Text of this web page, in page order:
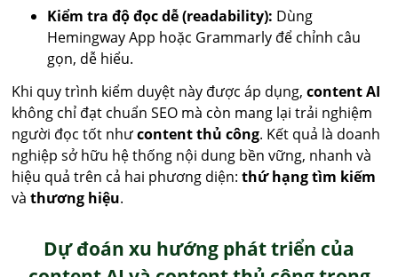
Kiểm tra độ đọc dễ (readability): Dùng
Hemingway App hoặc Grammarly để chỉnh câu
gọn, dễ hiểu.
Khi quy trình kiểm duyệt này được áp dụng,content AI
không chỉ đạt chuẩn SEO mà còn mang lại trải nghiệm
người đọc tốt nhưcontent thủ công. Kết quả là doanh
nghiệp sở hữu hệ thống nội dung bền vững, nhanh và
hiệu quả trên cả hai phương diện:thứ hạng tìm kiếm
vàthương hiệu.
Dự đoán xu hướng phát triển của